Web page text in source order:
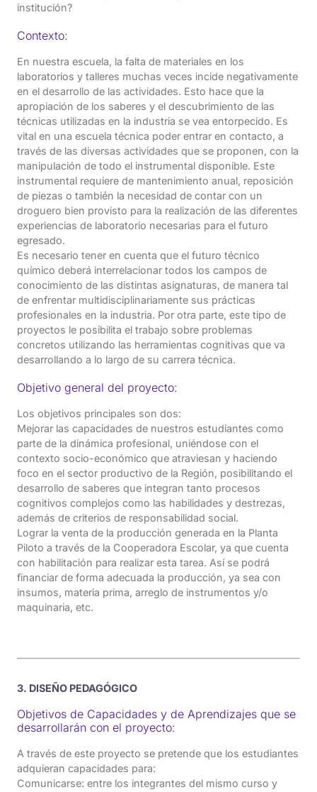
institución?
Contexto:
En nuestra escuela, la falta de materiales en los
laboratorios y talleres muchas veces incide negativamente
en el desarrollo de las actividades. Esto hace que la
apropiación de los saberes y el descubrimiento de las
técnicas utilizadas en la industria se vea entorpecido. Es
vital en una escuela técnica poder entrar en contacto, a
través de las diversas actividades que se proponen, con la
manipulación de todo el instrumental disponible. Este
instrumental requiere de mantenimiento anual, reposición
de piezas o también la necesidad de contar con un
droguero bien provisto para la realización de las diferentes
experiencias de laboratorio necesarias para el futuro
egresado.
Es necesario tener en cuenta que el futuro técnico
químico deberá interrelacionar todos los campos de
conocimiento de las distintas asignaturas, de manera tal
de enfrentar multidisciplinariamente sus prácticas
profesionales en la industria. Por otra parte, este tipo de
proyectos le posibilita el trabajo sobre problemas
concretos utilizando las herramientas cognitivas que va
desarrollando a lo largo de su carrera técnica.
Objetivo general del proyecto:
Los objetivos principales son dos:
Mejorar las capacidades de nuestros estudiantes como
parte de la dinámica profesional, uniéndose con el
contexto socio-económico que atraviesan y haciendo
foco en el sector productivo de la Región, posibilitando el
desarrollo de saberes que integran tanto procesos
cognitivos complejos como las habilidades y destrezas,
además de criterios de responsabilidad social.
Lograr la venta de la producción generada en la Planta
Piloto a través de la Cooperadora Escolar, ya que cuenta
con habilitación para realizar esta tarea. Así se podrá
financiar de forma adecuada la producción, ya sea con
insumos, materia prima, arreglo de instrumentos y/o
maquinaria, etc.
3. DISEÑO PEDAGÓGICO
Objetivos de Capacidades y de Aprendizajes que se
desarrollarán con el proyecto:
A través de este proyecto se pretende que los estudiantes
adquieran capacidades para:
Comunicarse: entre los integrantes del mismo curso y